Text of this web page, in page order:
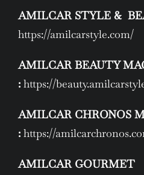
AMILCAR STYLE &
https://amilcarstyle.com/
AMILCAR BEAUTY
: https://
AMILCAR CHRONOS
: https://
AMILCAR GOURMET